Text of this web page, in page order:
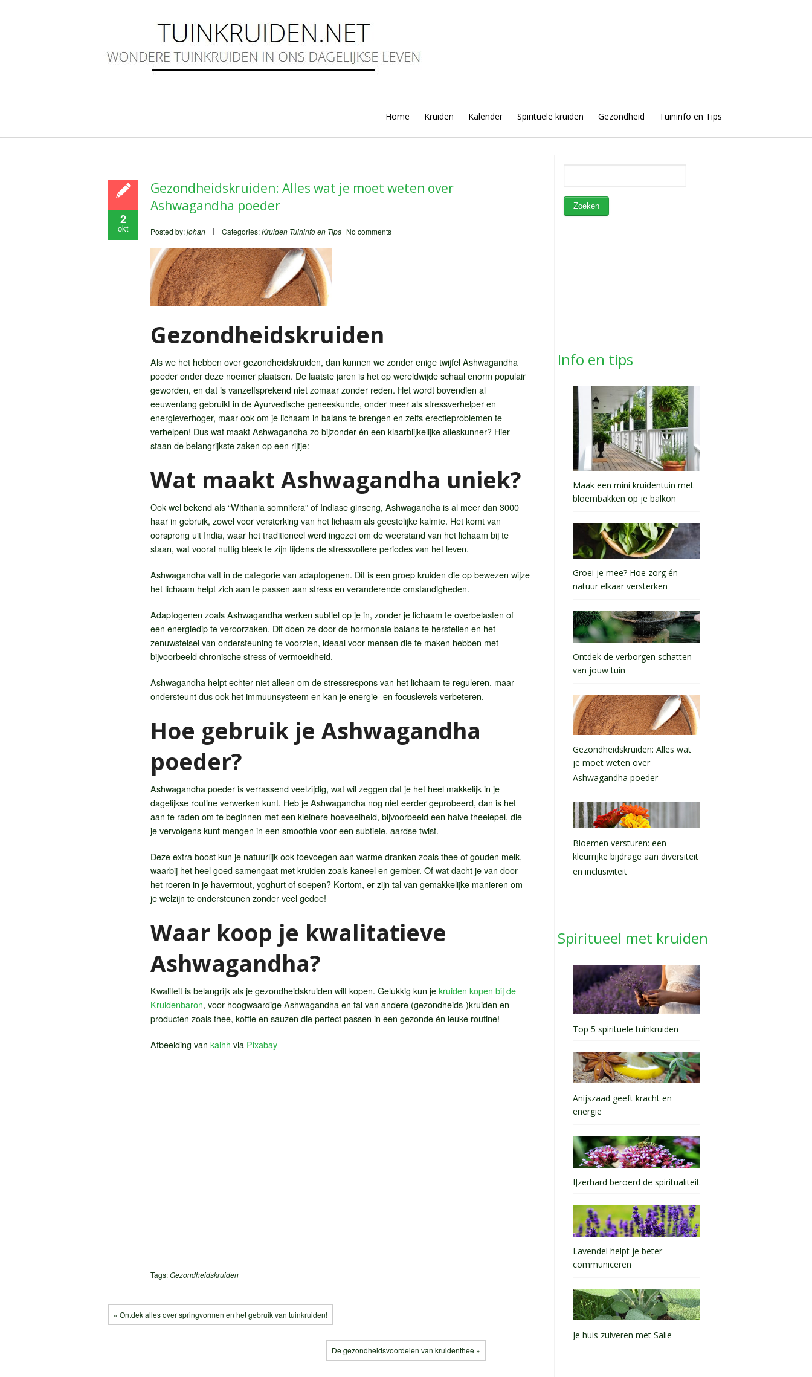
Home Kruiden Kalender Spirituele kruiden Gezondheid Tuininfo en Tips
2
okt
Gezondheidskruiden: Alles wat je moet weten over
Ashwagandha poeder
Posted by:johan Categories:Kruiden Tuininfo en Tips No comments
Gezondheidskruiden
Als we het hebben over gezondheidskruiden, dan kunnen we zonder enige twijfel Ashwagandha
poeder onder deze noemer plaatsen. De laatste jaren is het op wereldwijde schaal enorm populair
geworden, en dat is vanzelfsprekend niet zomaar zonder reden. Het wordt bovendien al
eeuwenlang gebruikt in de Ayurvedische geneeskunde, onder meer als stressverhelper en
energieverhoger, maar ook om je lichaam in balans te brengen en zelfs erectieproblemen te
verhelpen! Dus wat maakt Ashwagandha zo bijzonder én een klaarblijkelijke alleskunner? Hier
staan de belangrijkste zaken op een rijtje:
Wat maakt Ashwagandha uniek?
Ook wel bekend als “Withania somnifera” of Indiase ginseng, Ashwagandha is al meer dan 3000
haar in gebruik, zowel voor versterking van het lichaam als geestelijke kalmte. Het komt van
oorsprong uit India, waar het traditioneel werd ingezet om de weerstand van het lichaam bij te
staan, wat vooral nuttig bleek te zijn tijdens de stressvollere periodes van het leven.
Ashwagandha valt in de categorie van adaptogenen. Dit is een groep kruiden die op bewezen wijze
het lichaam helpt zich aan te passen aan stress en veranderende omstandigheden.
Adaptogenen zoals Ashwagandha werken subtiel op je in, zonder je lichaam te overbelasten of
een energiedip te veroorzaken. Dit doen ze door de hormonale balans te herstellen en het
zenuwstelsel van ondersteuning te voorzien, ideaal voor mensen die te maken hebben met
bijvoorbeeld chronische stress of vermoeidheid.
Ashwagandha helpt echter niet alleen om de stressrespons van het lichaam te reguleren, maar
ondersteunt dus ook het immuunsysteem en kan je energie- en focuslevels verbeteren.
Hoe gebruik je Ashwagandha
poeder?
Ashwagandha poeder is verrassend veelzijdig, wat wil zeggen dat je het heel makkelijk in je
dagelijkse routine verwerken kunt. Heb je Ashwagandha nog niet eerder geprobeerd, dan is het
aan te raden om te beginnen met een kleinere hoeveelheid, bijvoorbeeld een halve theelepel, die
je vervolgens kunt mengen in een smoothie voor een subtiele, aardse twist.
Deze extra boost kun je natuurlijk ook toevoegen aan warme dranken zoals thee of gouden melk,
waarbij het heel goed samengaat met kruiden zoals kaneel en gember. Of wat dacht je van door
het roeren in je havermout, yoghurt of soepen? Kortom, er zijn tal van gemakkelijke manieren om
je welzijn te ondersteunen zonder veel gedoe!
Waar koop je kwalitatieve
Ashwagandha?
Kwaliteit is belangrijk als je gezondheidskruiden wilt kopen. Gelukkig kun jekruiden kopen bij de
Kruidenbaron, voor hoogwaardige Ashwagandha en tal van andere (gezondheids-)kruiden en
producten zoals thee, koffie en sauzen die perfect passen in een gezonde én leuke routine!
Afbeelding van kalhh via Pixabay
Tags:Gezondheidskruiden
« Ontdek alles over springvormen en het gebruik van tuinkruiden!
De gezondheidsvoordelen van kruidenthee »
Info en tips
Maak een mini kruidentuin met
bloembakken op je balkon
Groei je mee? Hoe zorg én
natuur elkaar versterken
Ontdek de verborgen schatten
van jouw tuin
Gezondheidskruiden: Alles wat
je moet weten over
Ashwagandha poeder
Bloemen versturen: een
kleurrijke bijdrage aan diversiteit
en inclusiviteit
Spiritueel met kruiden
Top 5 spirituele tuinkruiden
Anijszaad geeft kracht en
energie
IJzerhard beroerd de spiritualiteit
Lavendel helpt je beter
communiceren
Je huis zuiveren met Salie